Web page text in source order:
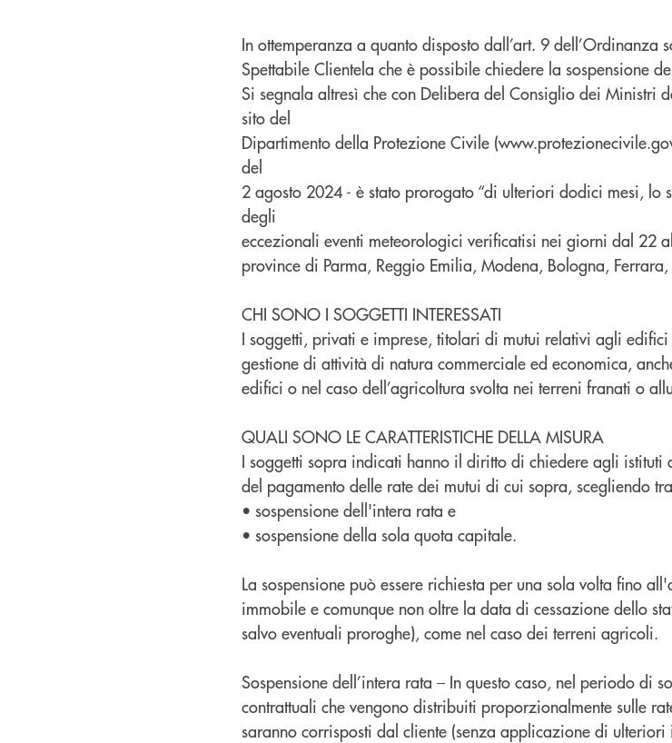
In ottemperanza a quanto disposto dall’art. 9 dell’Ordinanza
Spettabile Clientela che è possibile chiedere la sospensione
Si segnala altresì che con Delibera del Consiglio dei Ministri
sito del
Dipartimento della Protezione Civile
del
2 agosto 2024 - è stato prorogato “di ulteriori dodici mesi, lo
degli
eccezionali eventi meteorologici verificatisi nei giorni dal 22
province di Parma, Reggio Emilia, Modena, Bologna, Ferrara,
CHI SONO I SOGGETTI INTERESSATI
I soggetti, privati e imprese, titolari di mutui relativi agli
gestione di attività di natura commerciale ed economica,
edifici o nel caso dell’agricoltura svolta nei terreni franati o
QUALI SONO LE CARATTERISTICHE DELLA MISURA
I soggetti sopra indicati hanno il diritto di chiedere agli istituti
del pagamento delle rate dei mutui di cui sopra, scegliendo
• sospensione dell'intera rata e
• sospensione della sola quota capitale.
La sospensione può essere richiesta per una sola volta fino
immobile e comunque non oltre la data di cessazione dello
salvo eventuali proroghe), come nel caso dei terreni agricoli.
Sospensione dell’intera rata – In questo caso, nel periodo di
contrattuali che vengono distribuiti proporzionalmente sulle
saranno corrisposti dal cliente (senza applicazione di